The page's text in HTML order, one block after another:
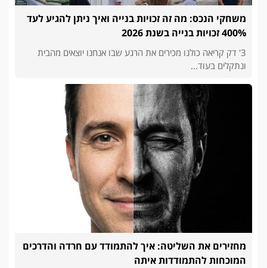
משחקי הנכס: מה זה זכויות בנייה ואיך ניתן להגיע לעד
400% זכויות בנייה בשנת 2026
3' דק קריאה כולנו מכירים את הרגע שבו אנחנו יוצאים מהבית
ונתקלים בעוד...
מחזירים את השליטה: איך להתמודד עם חרדה והדרכים
המוכחות להתמודדות איתה